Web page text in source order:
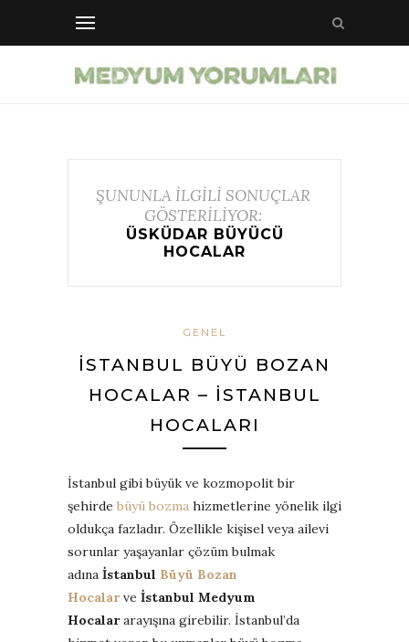
ŞUNUNLA İLGİLİ SONUÇLAR
GÖSTERİLİYOR:
ÜSKÜDAR BÜYÜCÜ
HOCALAR
GENEL
İSTANBUL BÜYÜ BOZAN
HOCALAR – İSTANBUL
HOCALARI
İstanbul gibi büyük ve kozmopolit bir
şehirde büyü bozma hizmetlerine yönelik ilgi
oldukça fazladır. Özellikle kişisel veya ailevi
sorunlar yaşayanlar çözüm bulmak
adına İstanbul Büyü Bozan
Hocalarve İstanbul Medyum
Hocalararayışına girebilir. İstanbul’da